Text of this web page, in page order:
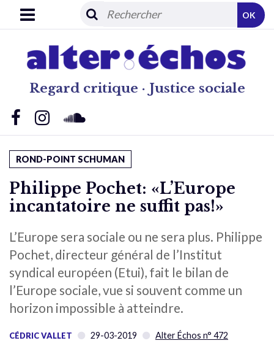
Regard critique · Justice sociale
OK
ROND-POINT SCHUMAN
Philippe Pochet: «L’Europe
incantatoire ne suffit pas!»
L’Europe sera sociale ou ne sera plus. Philippe
Pochet, directeur général de l’Institut
syndical européen (Etui), fait le bilan de
l’Europe sociale, vue si souvent comme un
horizon impossible à atteindre.
CÉDRIC VALLET 29-03-2019 Alter Échos n° 472